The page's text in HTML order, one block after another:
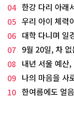
까
04 한강 다리 아래
05 우리 아이 체력
06 대학 다니며
07 9월 20일, 차
착순 5천명
08 내년 서울 예산
09 나의 마음을 사
공개!
10 한여름에도 얼